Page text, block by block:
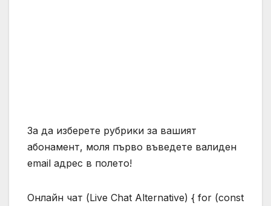
За да изберете рубрики за вашият
абонамент, моля първо въведете валиден
email адрес в полето!
Онлайн чат (Live Chat Alternative) { for (const